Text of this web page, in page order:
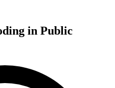
in Public